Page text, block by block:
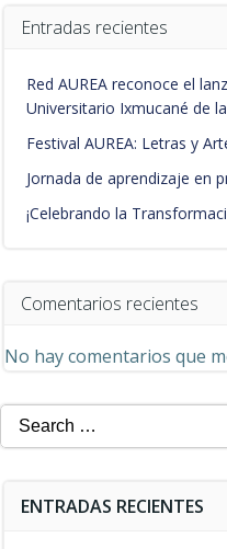
Entradas recientes
Red AUREA reconoce el
Universitario Ixmucané de
Festival AUREA: Letras y
Jornada de aprendizaje en
¡Celebrando la
Comentarios recientes
No hay comentarios que
Search
for:
ENTRADAS RECIENTES